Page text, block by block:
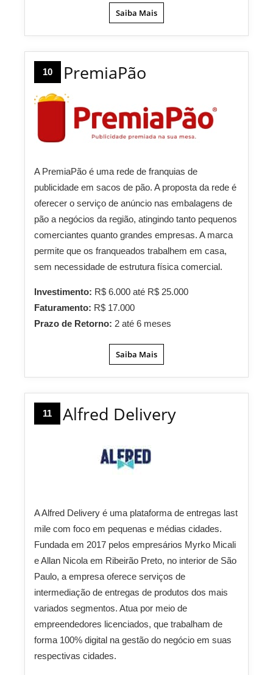
Saiba Mais
10 PremiaPão
A PremiaPão é uma rede de franquias de
publicidade em sacos de pão. A proposta da rede é
oferecer o serviço de anúncio nas embalagens de
pão a negócios da região, atingindo tanto pequenos
comerciantes quanto grandes empresas. A marca
permite que os franqueados trabalhem em casa,
sem necessidade de estrutura física comercial.
Investimento: R$ 6.000 até R$ 25.000
Faturamento: R$ 17.000
Prazo de Retorno: 2 até 6 meses
Saiba Mais
11 Alfred Delivery
A Alfred Delivery é uma plataforma de entregas last
mile com foco em pequenas e médias cidades.
Fundada em 2017 pelos empresários Myrko Micali
e Allan Nicola em Ribeirão Preto, no interior de São
Paulo, a empresa oferece serviços de
intermediação de entregas de produtos dos mais
variados segmentos. Atua por meio de
empreendedores licenciados, que trabalham de
forma 100% digital na gestão do negócio em suas
respectivas cidades.